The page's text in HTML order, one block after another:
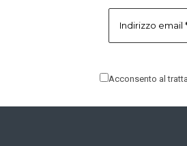
Acconsento al